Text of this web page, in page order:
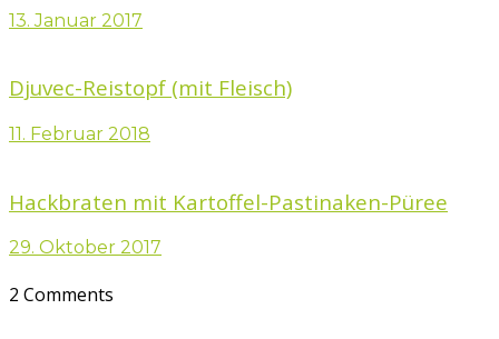
13. Januar 2017
Djuvec-Reistopf (mit Fleisch)
11. Februar 2018
Hackbraten mit Kartoffel-Pastinaken-Püree
29. Oktober 2017
2 Comments